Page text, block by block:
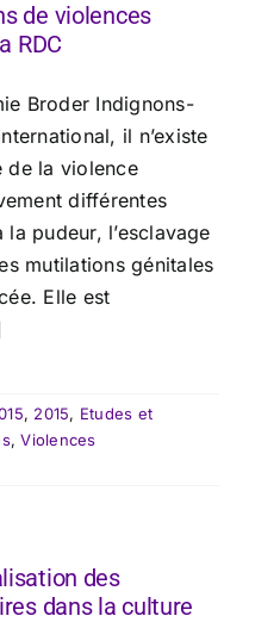
de violences
RDC
Broder Indignons-
il n’existe
de la violence
différentes
pudeur, l’esclavage
mutilations génitales
Elle est
, 2015, Etudes et
,Violences
des
dans la culture